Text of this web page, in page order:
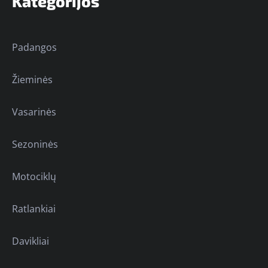
Padangos
Žieminės
Vasarinės
Sezoninės
Motociklų
Ratlankiai
Davikliai